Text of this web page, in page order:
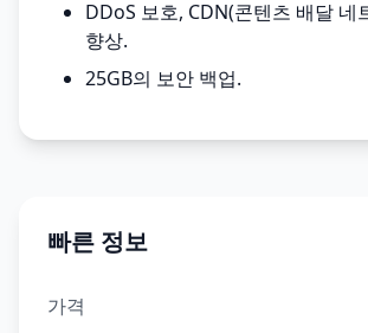
DDoS 보호, CDN(콘텐츠 배달 네
향상.
25GB의 보안 백업.
빠른 정보
가격